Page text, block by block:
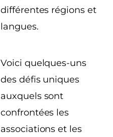
différentes régions et
langues.
Voici quelques-uns
des défis uniques
auxquels sont
confrontées les
associations et les